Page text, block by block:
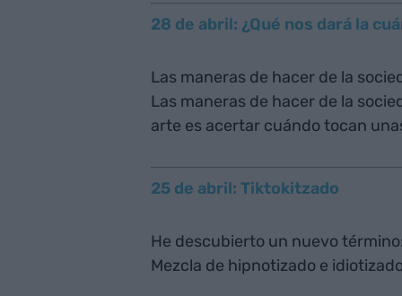
28 de abril: ¿Qué nos dará la
Las maneras de hacer de la
Las maneras de hacer de la
arte es acertar cuándo tocan
25 de abril: Tiktokitzado
He descubierto un nuevo
Mezcla de hipnotizado e